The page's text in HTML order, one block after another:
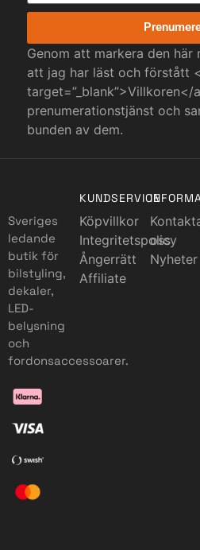
Genom att markera den här
att jag har läst och förstått
target=”_blank”>Villkoren</
prenumerationstjänst och
bunden av dem.
Sveriges
ledande
butik för
bilstyling,
dekaler,
LED-
belysning
och
fordonsaccessoarer.
KUNDSERVICE
Köpvillkor
Integritetspolicy
Ångerrätt
Affiliate
oss
Nyheter